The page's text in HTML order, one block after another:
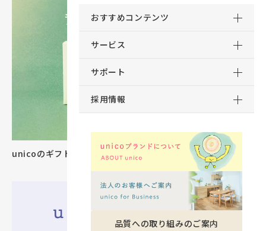
おすすめコンテンツ
サービス
サポート
採用情報
品質への取り組みのご案内
unicoのギフトカタログができました